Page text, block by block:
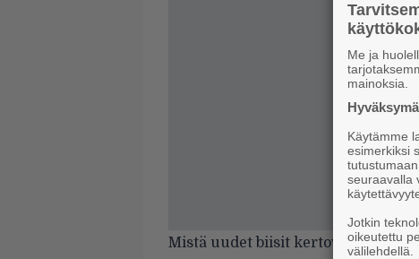
Mistä uudet biisit kertovat?
Me ja
mainoksia.
Käytämme
esimerkiksi
seuraavalla
Jotkin
oikeutettu
välilehdellä.